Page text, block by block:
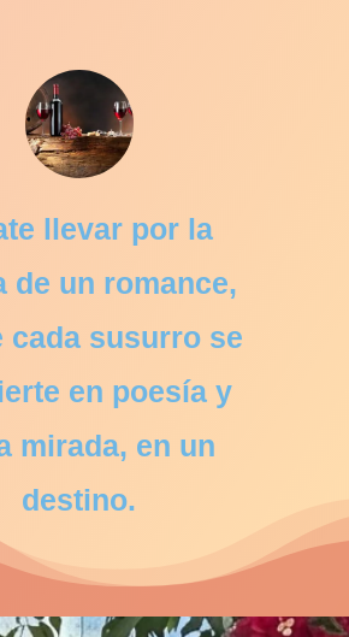
llevar por la
de un romance,
cada susurro se
en poesía y
mirada, en un
destino.